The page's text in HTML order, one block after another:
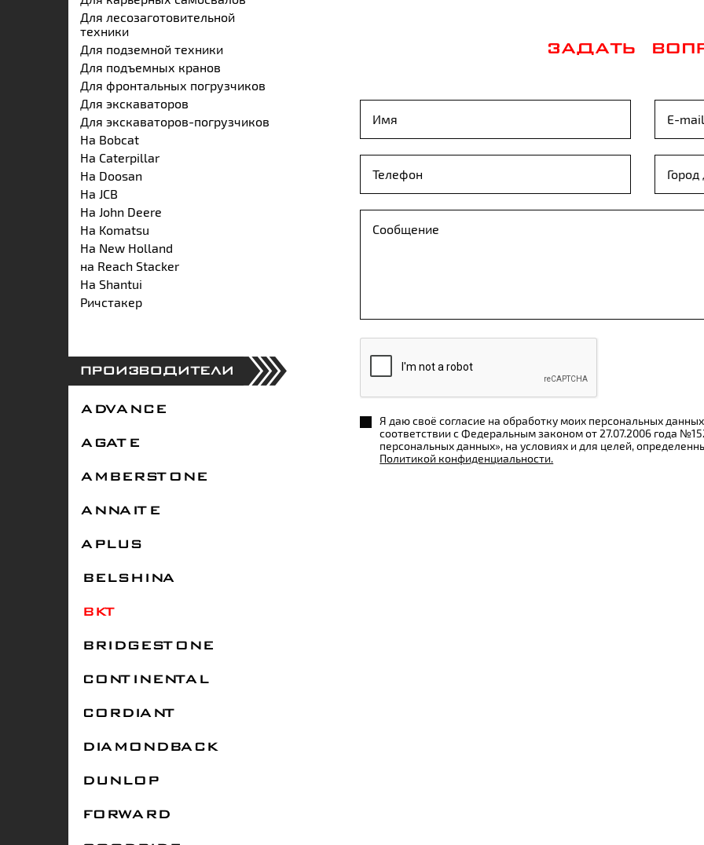
Для лесозаготовительной
техники
Для подземной техники
Для подъемных кранов
Для фронтальных погрузчиков
Для экскаваторов
Для экскаваторов-погрузчиков
На Bobcat
На Caterpillar
На Doosan
На JCB
На John Deere
На Komatsu
На New Holland
на Reach Stacker
На Shantui
Ричстакер
ПРОИЗВОДИТЕЛИ
ADVANCE
AGATE
AMBERSTONE
ANNAITE
APLUS
BELSHINA
BKT
BRIDGESTONE
CONTINENTAL
CORDIANT
DIAMONDBACK
DUNLOP
FORWARD
ЗАДАТЬ
Я даю своё согласие на обработку моих персональных
соответствии с Федеральным законом от 27.07.2006 года
персональных данных», на условиях и для целей,
Политикой конфиденциальности.